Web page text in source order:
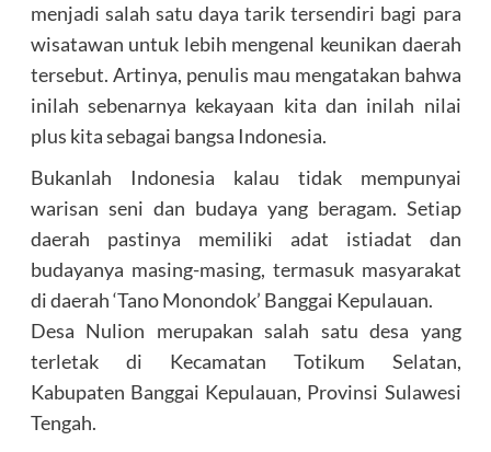
menjadi salah satu daya tarik tersendiri bagi para
wisatawan untuk lebih mengenal keunikan daerah
tersebut. Artinya, penulis mau mengatakan bahwa
inilah sebenarnya kekayaan kita dan inilah nilai
plus kita sebagai bangsa Indonesia.
Bukanlah Indonesia kalau tidak mempunyai
warisan seni dan budaya yang beragam. Setiap
daerah pastinya memiliki adat istiadat dan
budayanya masing-masing, termasuk masyarakat
di daerah ‘Tano Monondok’ Banggai Kepulauan.
Desa Nulion merupakan salah satu desa yang
terletak di Kecamatan Totikum Selatan,
Kabupaten Banggai Kepulauan, Provinsi Sulawesi
Tengah.